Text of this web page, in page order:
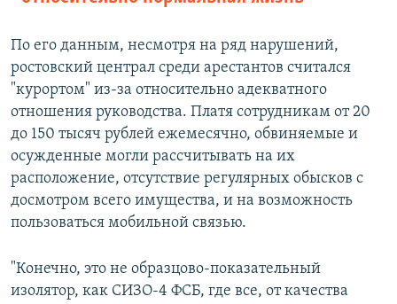
По его данным, несмотря на ряд нарушений,
ростовский централ среди арестантов считался
"курортом" из-за относительно адекватного
отношения руководства. Платя сотрудникам от 20
до 150 тысяч рублей ежемесячно, обвиняемые и
осужденные могли рассчитывать на их
расположение, отсутствие регулярных обысков с
досмотром всего имущества, и на возможность
пользоваться мобильной связью.
"Конечно, это не образцово-показательный
изолятор, как СИЗО-4 ФСБ, где все, от качества